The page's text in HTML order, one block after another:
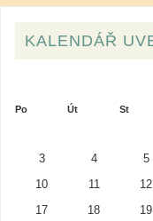
KALENDÁŘ
Po Út St
3 4 5
10 11 12
17 18 19